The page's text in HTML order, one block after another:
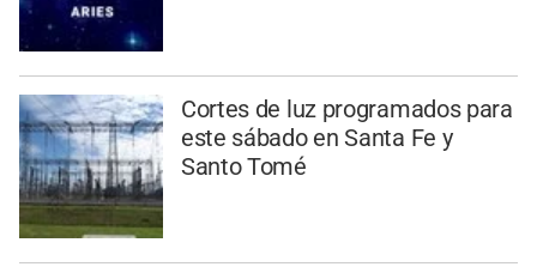
Cortes de luz programados para
este sábado en Santa Fe y
Santo Tomé